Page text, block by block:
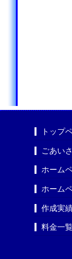
トップ
ごあい
ホーム
ホーム
作成実
料金一覧